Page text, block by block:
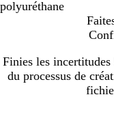
polyuréthane
Finies les
du processus de